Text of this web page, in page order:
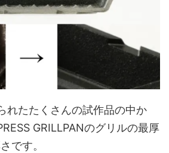
れたたくさんの試作品の中か
GRILLPANのグリルの最厚
です。